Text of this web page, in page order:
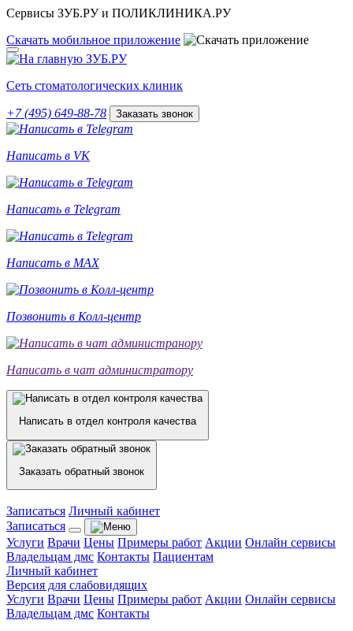
Сервисы ЗУБ.РУ и ПОЛИКЛИНИКА.РУ
Скачать мобильное приложение
Сеть стоматологических клиник
+7 (495) 649-88-78 Заказать звонок
Написать в VK
Написать в Telegram
Написать в MAX
Позвонить в Колл-центр
Написать в чат администратору
Написать в отдел контроля качества
Заказать обратный звонок
Записаться Личный кабинет
Записаться
Услуги Врачи Цены Примеры работ Акции Онлайн сервисы
Владельцам дмс Контакты Пациентам
Личный кабинет
Версия для слабовидящих
Услуги Врачи Цены Примеры работ Акции Онлайн сервисы
Владельцам дмс Контакты